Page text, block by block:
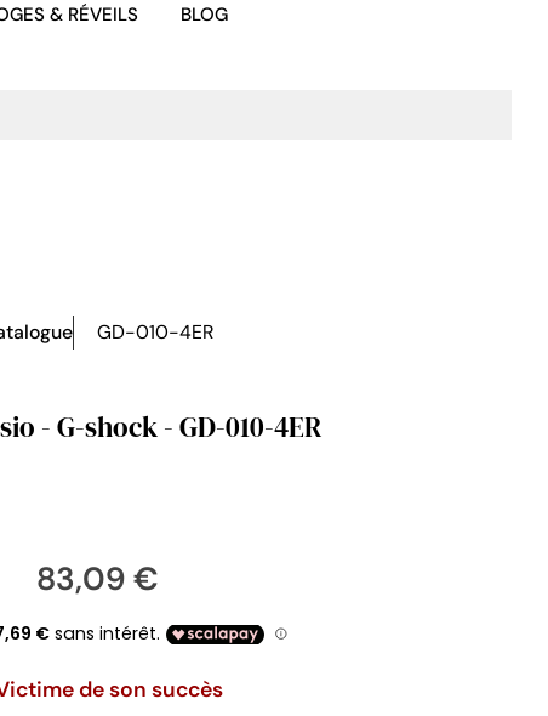
& RÉVEILS BLOG
GD-010-4ER
- G-shock - GD-010-4ER
83,09 €
de son succès